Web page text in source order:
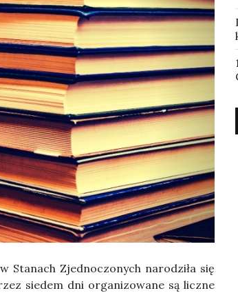
Sta­nach Zjed­no­czo­nych naro­dzi­ła się
sie­dem dni orga­ni­zo­wa­ne są licz­ne